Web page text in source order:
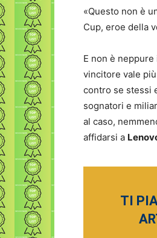
«Questo non è
Cup, eroe della
E non è
vincitore vale
contro se stessi
sognatori e
al caso,
affidarsi a
TI